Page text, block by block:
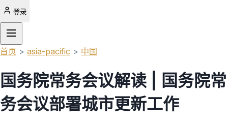
登录
首页 > asia-pacific > 中国
国务院常务会议解读 | 国务院常
务会议部署城市更新工作